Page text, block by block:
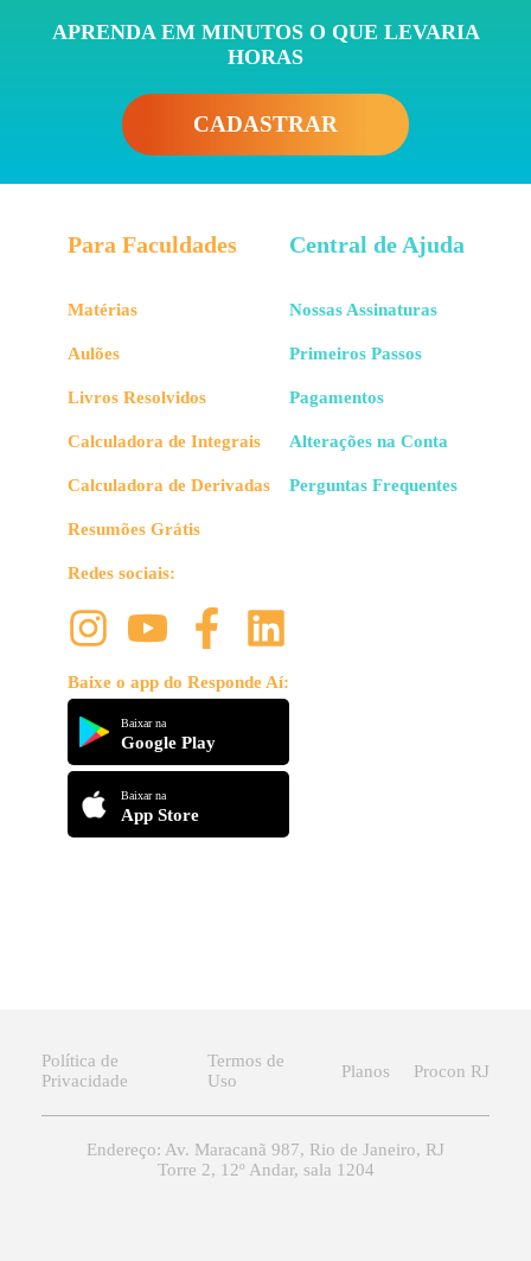
APRENDA EM MINUTOS O QUE LEVARIA
HORAS
CADASTRAR
Para Faculdades
Matérias
Aulões
Livros Resolvidos
Calculadora de Integrais
Calculadora de Derivadas
Resumões Grátis
Redes sociais:
Baixe o app do Responde Aí:
Baixar na
Google Play
Baixar na
App Store
Central de Ajuda
Nossas Assinaturas
Primeiros Passos
Pagamentos
Alterações na Conta
Perguntas Frequentes
Política de
Privacidade
Termos de
Uso
Planos Procon RJ
Endereço: Av. Maracanã 987, Rio de Janeiro, RJ
Torre 2, 12º Andar, sala 1204